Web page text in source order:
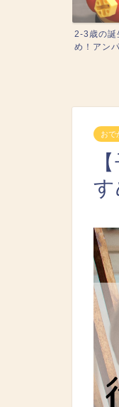
2-3歳の誕
め！アン
おで
す